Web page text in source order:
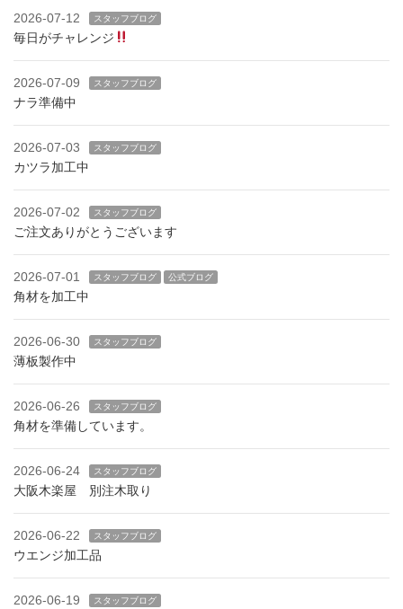
2026-07-12 スタッフブログ
毎日がチャレンジ
2026-07-09 スタッフブログ
ナラ準備中
2026-07-03 スタッフブログ
カツラ加工中
2026-07-02 スタッフブログ
ご注文ありがとうございます
2026-07-01 スタッフブログ 公式ブログ
角材を加工中
2026-06-30 スタッフブログ
薄板製作中
2026-06-26 スタッフブログ
角材を準備しています。
2026-06-24 スタッフブログ
大阪木楽屋 別注木取り
2026-06-22 スタッフブログ
ウエンジ加工品
2026-06-19 スタッフブログ